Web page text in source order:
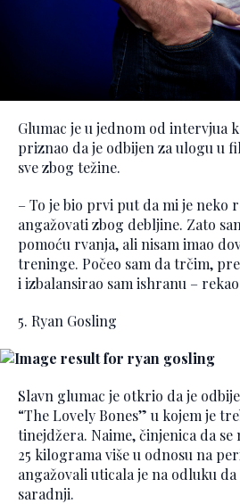
Glumac je u jednom od intervjua
priznao da je odbijen za ulogu u
sve zbog težine.
– To je bio prvi put da mi je neko
angažovati zbog debljine. Zato
pomoću rvanja, ali nisam imao
treninge. Počeo sam da trčim,
i izbalansirao sam ishranu –
5. Ryan Gosling
Slavn glumac je otkrio da je
“The Lovely Bones” u kojem je
tinejdžera. Naime, činjenica da se
25 kilograma više u odnosu na
angažovali uticala je na odluku da
saradnji.